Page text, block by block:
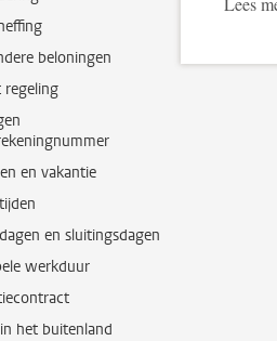
beloningen
regeling
en vakantie
en sluitingsdagen
werkduur
het buitenland